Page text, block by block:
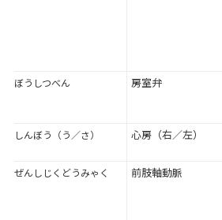
ぼうしつべん 房室弁
しんぼう（う／さ） 心房（右／左）
ぜんしじくどうみゃく 前肢軸動脈